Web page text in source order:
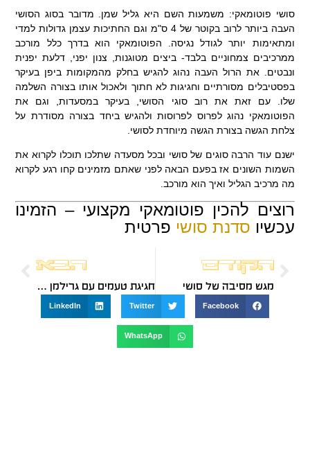
סושי פוטומאקי: משמעות השם היא גליל שמן. מדובר בסוג הסושי
העבה ביותר לרוב בקוטר של 4 ס"מ וגם החתיכות עצמן גדולות למדי
ומתאימות יותר לגודל נגיסה. הפוטומאקי הוא בדרך כלל מורכב
ממרכיבים צמחוניים בלבד- ביצים מטוגנות, צנון יפני, דלעת יפנית
ונבטים. את הרול העבה נהוג להגיש בחלק מהמקומות ביפן בעיקר
בפסטיבלים מסורתיים וחגיגות לא חתוך ולאכול אותו בצורה השלמה
שלו. עם זאת את רוב סוגי הסושי, בעיקר במסעדות, וגם את
הפוטומאקי נהוג לפרוס לפרוסות ולהגיש ביחד בצורה מסודרת על
צלחת הגשה בצורת הגשה מיוחדת לסושי.
ישנם עוד הרבה סוגים של סושי ובכל מסעדה שתלכו תוכלו לקרוא את
השמות השונים אז בפעם הבאה לפני שאתם מזמינים קחו רגע לקרוא
מה מרכיב הגליל ואיך הוא מורכב.
רוצים להכין פוטומאקי מקצועי – הזמינו
עכשיו סדנת סושי פרטית
הקודם
מגש מסיבה של סושי
הבא
חגיגת טעמים עם גרילמן עד הבית
Facebook
Twitter
LinkedIn
WhatsApp